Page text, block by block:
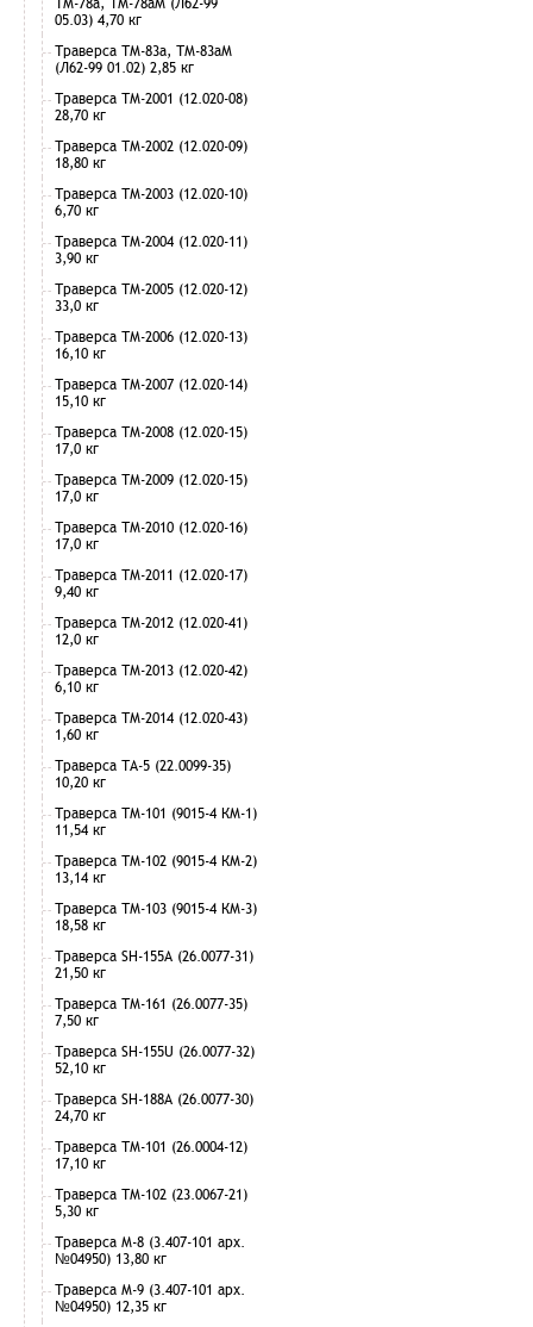
05.03) 4,70 кг
Траверса ТМ-83а, ТМ-83аМ
(Л62-99 01.02) 2,85 кг
Траверса ТМ-2001 (12.020-08)
28,70 кг
Траверса ТМ-2002 (12.020-09)
18,80 кг
Траверса ТМ-2003 (12.020-10)
6,70 кг
Траверса ТМ-2004 (12.020-11)
3,90 кг
Траверса ТМ-2005 (12.020-12)
33,0 кг
Траверса ТМ-2006 (12.020-13)
16,10 кг
Траверса ТМ-2007 (12.020-14)
15,10 кг
Траверса ТМ-2008 (12.020-15)
17,0 кг
Траверса ТМ-2009 (12.020-15)
17,0 кг
Траверса ТМ-2010 (12.020-16)
17,0 кг
Траверса ТМ-2011 (12.020-17)
9,40 кг
Траверса ТМ-2012 (12.020-41)
12,0 кг
Траверса ТМ-2013 (12.020-42)
6,10 кг
Траверса ТМ-2014 (12.020-43)
1,60 кг
Траверса ТА-5 (22.0099-35)
10,20 кг
Траверса ТМ-101 (9015-4 КМ-1)
11,54 кг
Траверса ТМ-102 (9015-4 КМ-2)
13,14 кг
Траверса ТМ-103 (9015-4 КМ-3)
18,58 кг
Траверса SH-155А (26.0077-31)
21,50 кг
Траверса ТМ-161 (26.0077-35)
7,50 кг
Траверса SH-155U (26.0077-32)
52,10 кг
Траверса SH-188А (26.0077-30)
24,70 кг
Траверса ТМ-101 (26.0004-12)
17,10 кг
Траверса ТМ-102 (23.0067-21)
5,30 кг
Траверса М-8 (3.407-101 арх.
№04950) 13,80 кг
Траверса М-9 (3.407-101 арх.
№04950) 12,35 кг